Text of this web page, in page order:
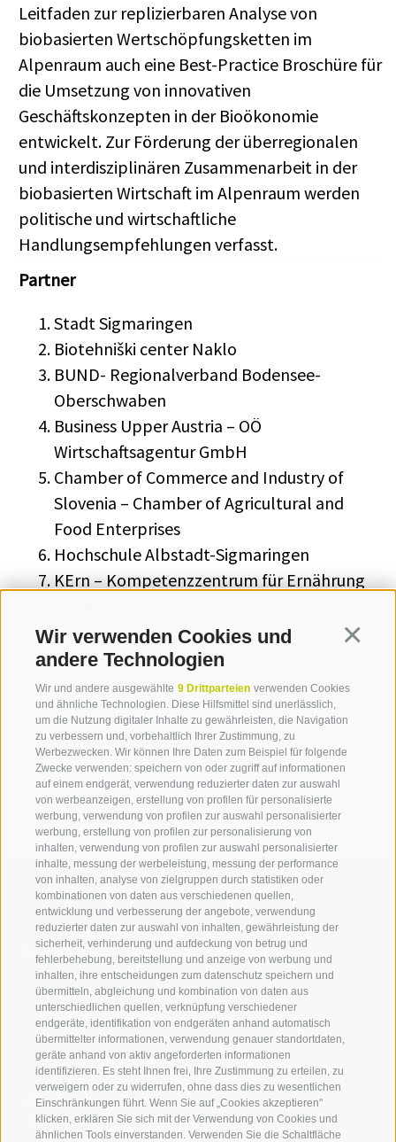
Wir verwenden Cookies und
andere Technologien
Wir und andere ausgewählte 9 Drittparteien verwenden Cookies
und ähnliche Technologien. Diese Hilfsmittel sind unerlässlich,
um die Nutzung digitaler Inhalte zu gewährleisten, die Navigation
zu verbessern und, vorbehaltlich Ihrer Zustimmung, zu
Werbezwecken. Wir können Ihre Daten zum Beispiel für folgende
Zwecke verwenden: speichern von oder zugriff auf informationen
auf einem endgerät, verwendung reduzierter daten zur auswahl
von werbeanzeigen, erstellung von profilen für personalisierte
werbung, verwendung von profilen zur auswahl personalisierter
werbung, erstellung von profilen zur personalisierung von
inhalten, verwendung von profilen zur auswahl personalisierter
inhalte, messung der werbeleistung, messung der performance
von inhalten, analyse von zielgruppen durch statistiken oder
kombinationen von daten aus verschiedenen quellen,
entwicklung und verbesserung der angebote, verwendung
reduzierter daten zur auswahl von inhalten, gewährleistung der
sicherheit, verhinderung und aufdeckung von betrug und
fehlerbehebung, bereitstellung und anzeige von werbung und
inhalten, ihre entscheidungen zum datenschutz speichern und
übermitteln, abgleichung und kombination von daten aus
unterschiedlichen quellen, verknüpfung verschiedener
endgeräte, identifikation von endgeräten anhand automatisch
übermittelter informationen, verwendung genauer standortdaten,
geräte anhand von aktiv angeforderten informationen
identifizieren. Es steht Ihnen frei, Ihre Zustimmung zu erteilen, zu
verweigern oder zu widerrufen, ohne dass dies zu wesentlichen
Einschränkungen führt. Wenn Sie auf „Cookies akzeptieren"
klicken, erklären Sie sich mit der Verwendung von Cookies und
ähnlichen Tools einverstanden. Verwenden Sie die Schaltfläche
Leitfaden zur replizierbaren Analyse von
biobasierten Wertschöpfungsketten im
Alpenraum auch eine Best-Practice Broschüre für
die Umsetzung von innovativen
Geschäftskonzepten in der Bioökonomie
entwickelt. Zur Förderung der überregionalen
und interdisziplinären Zusammenarbeit in der
biobasierten Wirtschaft im Alpenraum werden
politische und wirtschaftliche
Handlungsempfehlungen verfasst.
Partner
Stadt Sigmaringen
Biotehniški center Naklo
BUND- Regionalverband Bodensee-
Oberschwaben
Business Upper Austria – OÖ
Wirtschaftsagentur GmbH
Chamber of Commerce and Industry of
Slovenia – Chamber of Agricultural and
Food Enterprises
Hochschule Albstadt-Sigmaringen
KErn – Kompetenzzentrum für Ernährung
Office of Milan
MCI Management Center Innsbruck
Parco Scientifico Tecnologico per
l'Ambiente
Pôle de compétitivité Terralia
Regio Im Walgau
Kontaktieren Sie uns
IDM Südtirol - Alto Adige
+39 0471 094 000
info[at]idm-suedtirol.com
idm[at]pec.idm-suedtirol.com
SCHREIBEN SIE UNS!
HIER FINDEN SIE UNS